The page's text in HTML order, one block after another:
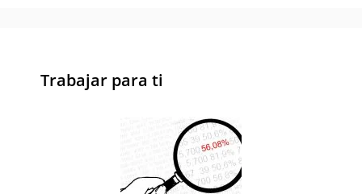
Trabajar para ti